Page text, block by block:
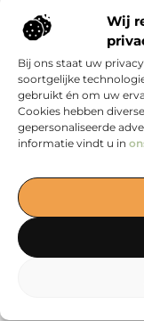
Wij
Bij ons staat uw
soortgelijke
gebruikt én om uw
Cookies hebben
gepersonaliseerde
informatie vindt u in
— Duik in
Onze